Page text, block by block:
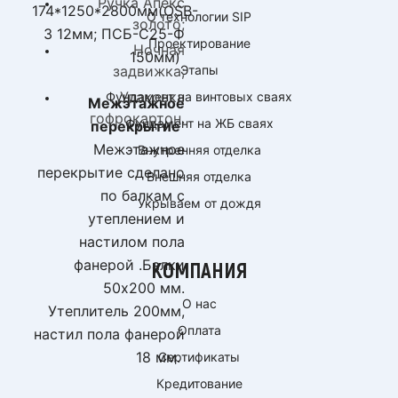
174*1250*2800мм(OSB-
3 12мм; ПСБ-С25-Ф
150мм)
Межэтажное
перекрытие
Межэтажное
перекрытие сделано
по балкам с
утеплением и
настилом пола
фанерой .Балки
50х200 мм.
Утеплитель 200мм,
настил пола фанерой
18 мм.
золото;
Ночная
задвижка;
Упаковка
гофрокартон.
О технологии SIP
Проектирование
Этапы
Фундамент на винтовых сваях
Фундамент на ЖБ сваях
Внутренняя отделка
Внешняя отделка
Укрываем от дождя
КОМПАНИЯ
О нас
Оплата
Сертификаты
Кредитование